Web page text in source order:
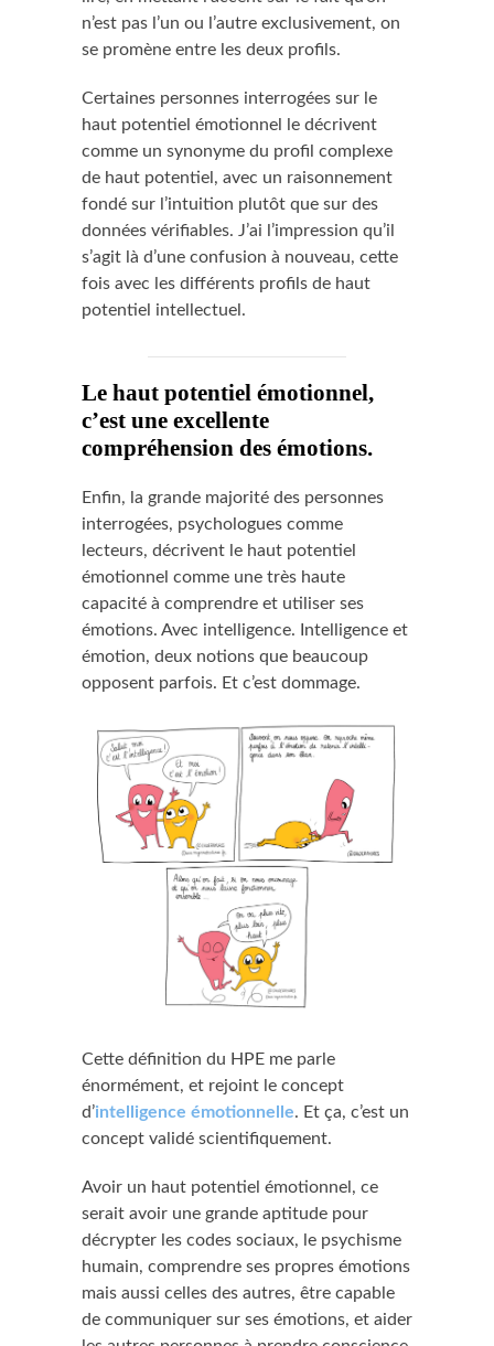
n’est pas l’un ou l’autre exclusivement, on
se promène entre les deux profils.
Certaines personnes interrogées sur le
haut potentiel émotionnel le décrivent
comme un synonyme du profil complexe
de haut potentiel, avec un raisonnement
fondé sur l’intuition plutôt que sur des
données vérifiables. J’ai l’impression qu’il
s’agit là d’une confusion à nouveau, cette
fois avec les différents profils de haut
potentiel intellectuel.
Le haut potentiel émotionnel,
c’est une excellente
compréhension des émotions.
Enfin, la grande majorité des personnes
interrogées, psychologues comme
lecteurs, décrivent le haut potentiel
émotionnel comme une très haute
capacité à comprendre et utiliser ses
émotions. Avec intelligence. Intelligence et
émotion, deux notions que beaucoup
opposent parfois. Et c’est dommage.
Cette définition du HPE me parle
énormément, et rejoint le concept
d’intelligence émotionnelle. Et ça, c’est un
concept validé scientifiquement.
Avoir un haut potentiel émotionnel, ce
serait avoir une grande aptitude pour
décrypter les codes sociaux, le psychisme
humain, comprendre ses propres émotions
mais aussi celles des autres, être capable
de communiquer sur ses émotions, et aider